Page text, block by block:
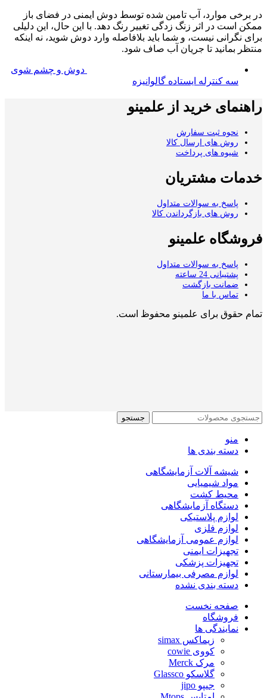
در برخی موارد، آب تامین شده توسط دوش ایمنی در فضای باز
ممکن است در اثر زنگ زدگی تغییر رنگ دهد. با این حال، این دلیلی
برای نگرانی نیست، و شما باید بلافاصله وارد دوش شوید، نه اینکه
منتظر بمانید تا جریان آب صاف شود.
دوش و چشم شوی
سه کنترله ایستاده گالوانیزه
راهنمای خرید از علمینو
نحوه ثبت سفارش
روش های ارسال کالا
شیوه های پرداخت
خدمات مشتریان
پاسخ به سوالات متداول
روش های بازگرداندن کالا
فروشگاه علمینو
پاسخ به سوالات متداول
پشتیبانی 24 ساعته
ضمانت بازگشت
تماس با ما
تمام حقوق برای علمینو محفوظ است.
جستجو
منو
دسته بندی ها
شیشه آلات آزمایشگاهی
مواد شیمیایی
محیط کشت
دستگاه آزمایشگاهی
لوازم پلاستیکی
لوازم فلزی
لوازم عمومی آزمایشگاهی
تجهیزات ایمنی
تجهیزات پزشکی
لوازم مصرفی بیمارستانی
دسته بندی نشده
صفحه نخست
فروشگاه
نمایندگی ها
زیماکس simax
کووی cowie
مرک Merck
گلاسکو Glassco
جیپو jipo